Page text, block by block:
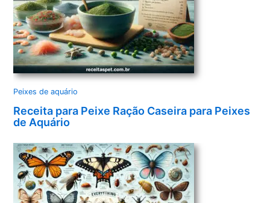
Peixes de aquário
Receita para Peixe Ração Caseira para Peixes
de Aquário